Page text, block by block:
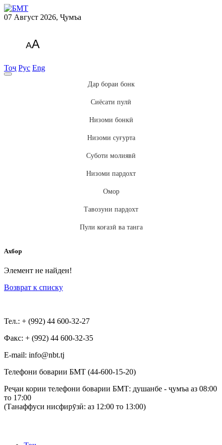
07 Август 2026, Ҷумъа
AA
Тоҷ Рус Eng
Дар бораи бонк
Сиёсати пулӣ
Низоми бонкӣ
Низоми суғурта
Суботи молиявӣ
Низоми пардохт
Омор
Тавозуни пардохт
Пули коғазӣ ва танга
Ахбор
Элемент не найден!
Возврат к списку
Тел.: + (992) 44 600-32-27
Факс: + (992) 44 600-32-35
Е-mail: info@nbt.tj
Телефони боварии БМТ (44-600-15-20)
Реҷаи кории телефони боварии БМТ: душанбе - ҷумъа аз 08:00
то 17:00
(Танаффуси нисфирӯзӣ: аз 12:00 то 13:00)